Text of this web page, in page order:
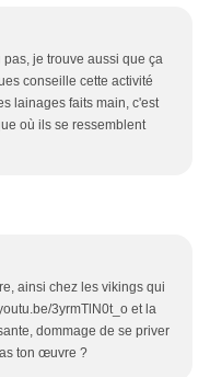
je trouve aussi que ça
conseille cette activité
lainages faits main, c'est
où ils se ressemblent
ainsi chez les vikings qui
3yrmTlN0t_o et la
dommage de se priver
ton œuvre ?